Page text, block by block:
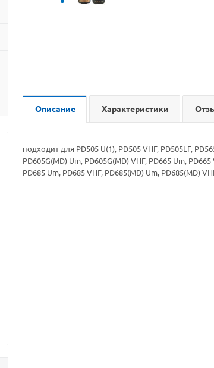
Описание Характеристики
подходит для PD505 U(1), PD505 VHF, PD505LF,
PD605G(MD) Um, PD605G(MD) VHF, PD665 Um,
PD685 Um, PD685 VHF, PD685(MD) Um, PD685(MD)